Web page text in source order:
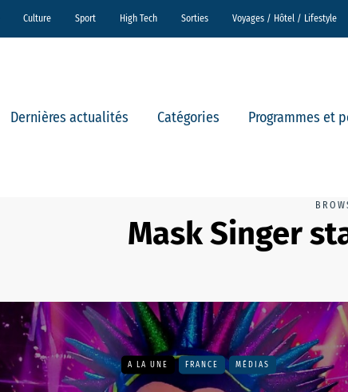
Culture Sport High Tech Sorties Voyages / Hôtel / Lifestyle
Dernières actualités Catégories Programmes et
Mask Singer
A LA UNE FRANCE MÉDIAS